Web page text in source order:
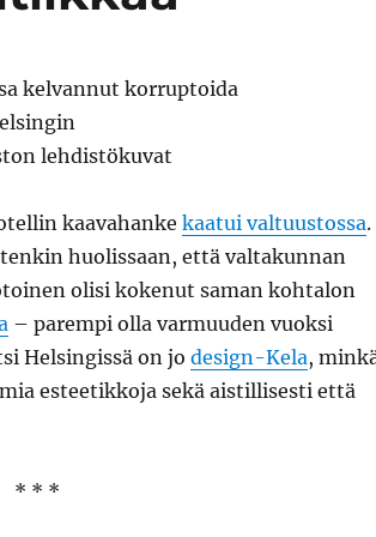
kaavahanke kaatui valtuustossa.
huolissaan, että valtakunnan
olisi kokenut saman kohtalon
– parempi olla varmuuden vuoksi
Helsingissä on jo design-Kela,
esteetikkoja sekä aistillisesti että
* * *